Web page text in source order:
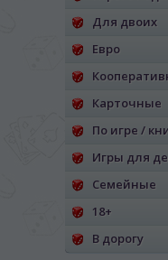
Для двоих
Евро
Карточные
По игре /
Игры для
Семейные
18+
В дорогу